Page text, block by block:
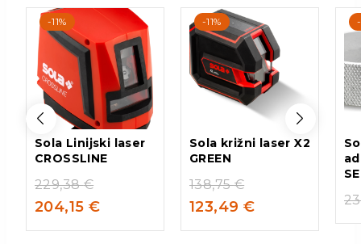
-11%
Sola Linijski laser
CROSSLINE
229,38€
204,15 €
-11%
Sola križni laser X2
GREEN
138,75€
123,49 €